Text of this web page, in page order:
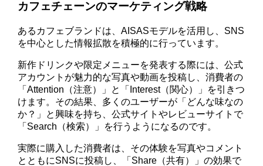
カフェチェーンのマーケティング戦略
あるカフェブランドは、AISASモデルを活用し、SNS
を中心とした情報拡散を積極的に行っています。
新作ドリンクや限定メニューを発表する際には、公式
アカウントが魅力的な写真や動画を投稿し、消費者の
「Attention（注意）」と「Interest（関心）」を引きつ
けます。その結果、多くのユーザーが「どんな味なの
か？」と興味を持ち、公式サイトやレビューサイトで
「Search（検索）」を行うようになるのです。
実際に購入した消費者は、その体験を写真やコメント
とともにSNSに投稿し、「Share（共有）」の効果で